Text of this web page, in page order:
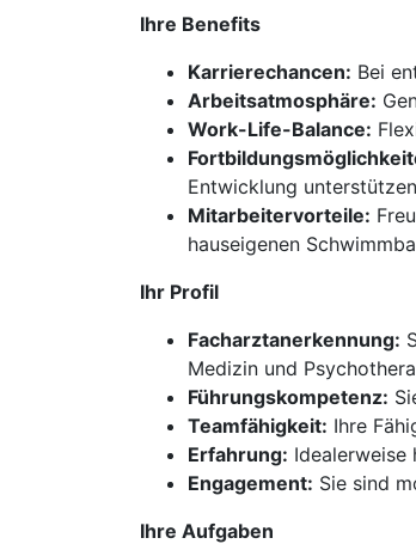
Ihre Benefits
Karrierechancen: Bei
Arbeitsatmosphäre:
Work-Life-Balance:
Entwicklung
Mitarbeitervorteile:
hauseigenen
Ihr Profil
Facharztanerkennung:
Medizin und
Führungskompetenz:
Teamfähigkeit: Ihre
Erfahrung: Idealerweise
Engagement: Sie sind
Ihre Aufgaben